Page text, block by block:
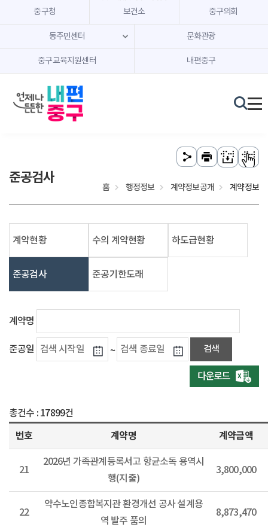
본문 내용 바로가기
주메뉴 바로가기
중구청 보건소 중구의회
동주민센터 문화관광
중구교육지원센터 내편중구
준공검사
홈 행정정보 계약정보공개 계약정보
계약현황 수의 계약현황 하도급현황
준공검사 준공기한도래
계약명
준공일 ~
총건수 : 17899건
번호 계약명 계약금액
21
2026년 가족관계등록서고 항균소독 용역시
행(지출)
3,800,000
22
약수노인종합복지관 환경개선 공사 설계용
역 발주 품의
8,873,470